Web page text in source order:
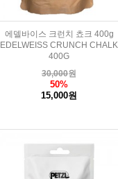
에델바이스 크런치 쵸크 400g
EDELWEISS CRUNCH CHALK
400G
30,000원
50%
15,000원